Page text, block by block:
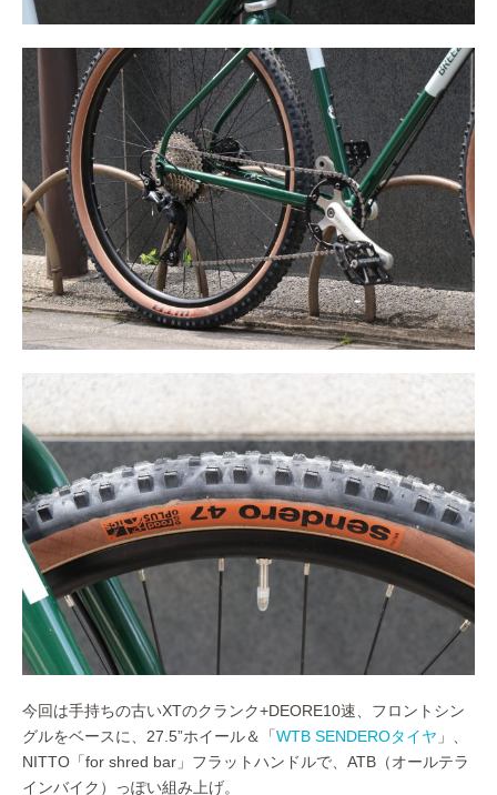
今回は手持ちの古いXTのクランク+DEORE10速、フロントシン
グルをベースに、27.5”ホイール＆「WTB SENDEROタイヤ 」、
NITTO「for shred bar」フラットハンドルで、ATB（オールテラ
インバイク）っぽい組み上げ。